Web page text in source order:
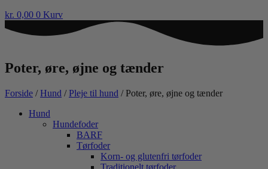
kr. 0,00 0 Kurv
Poter, øre, øjne og tænder
Forside /Hund /Pleje til hund / Poter, øre, øjne og tænder
Hund
Hundefoder
BARF
Tørfoder
Korn- og glutenfri tørfoder
Traditionelt tørfoder